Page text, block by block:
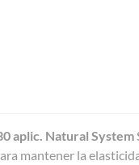
aplic. Natural System
mantener la